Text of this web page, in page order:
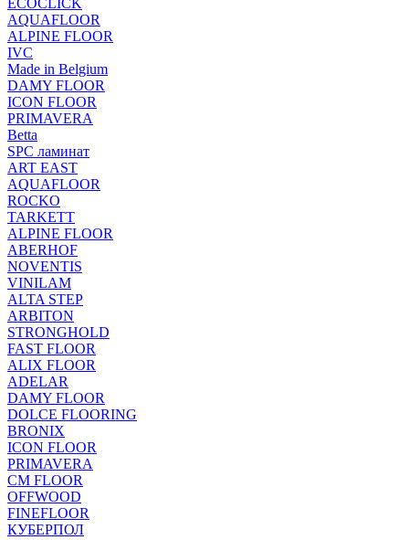
ECOCLICK
AQUAFLOOR
ALPINE FLOOR
IVC
Made in Belgium
DAMY FLOOR
ICON FLOOR
PRIMAVERA
Betta
SPC ламинат
ART EAST
AQUAFLOOR
ROCKO
TARKETT
ALPINE FLOOR
ABERHOF
NOVENTIS
VINILAM
ALTA STEP
ARBITON
STRONGHOLD
FAST FLOOR
ALIX FLOOR
ADELAR
DAMY FLOOR
DOLCE FLOORING
BRONIX
ICON FLOOR
PRIMAVERA
CM FLOOR
OFFWOOD
FINEFLOOR
КУБЕРПОЛ